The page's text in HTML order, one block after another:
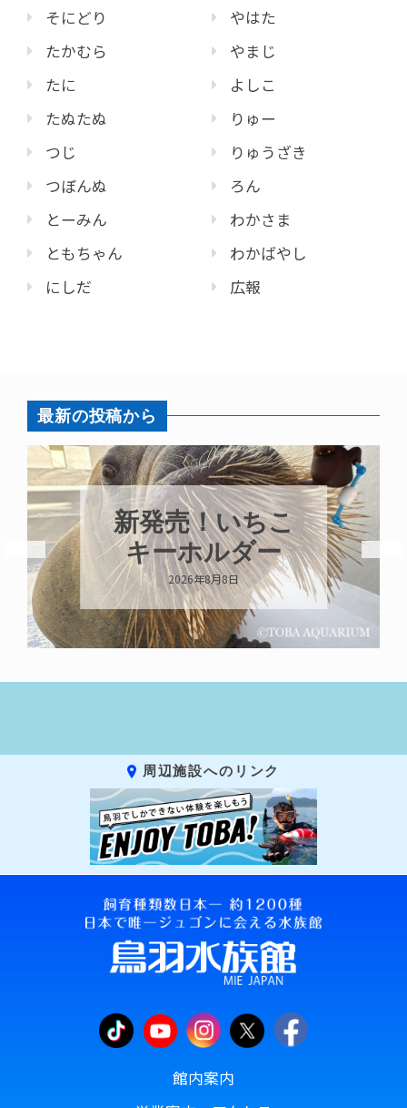
そにどり
たかむら
たに
たぬたぬ
つじ
つぼんぬ
とーみん
ともちゃん
にしだ
やはた
やまじ
よしこ
りゅー
りゅうざき
ろん
わかさま
わかばやし
広報
最新の投稿から
パラオオウム
ガイが交接して
います
2026年8月7日
周辺施設へのリンク
館内案内